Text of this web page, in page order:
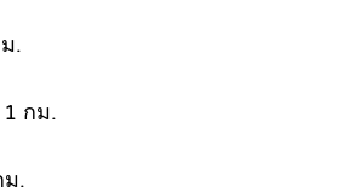
.
กม.
.